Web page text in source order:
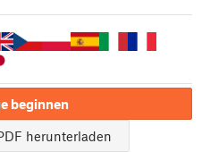
beginnen
herunterladen